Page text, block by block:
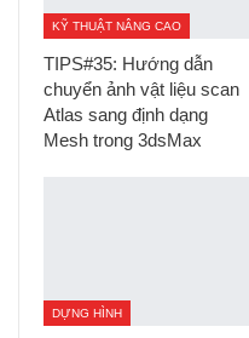
KỸ THUẬT NÂNG CAO
TIPS#35: Hướng dẫn
chuyển ảnh vật liệu scan
Atlas sang định dạng
Mesh trong 3dsMax
DỰNG HÌNH